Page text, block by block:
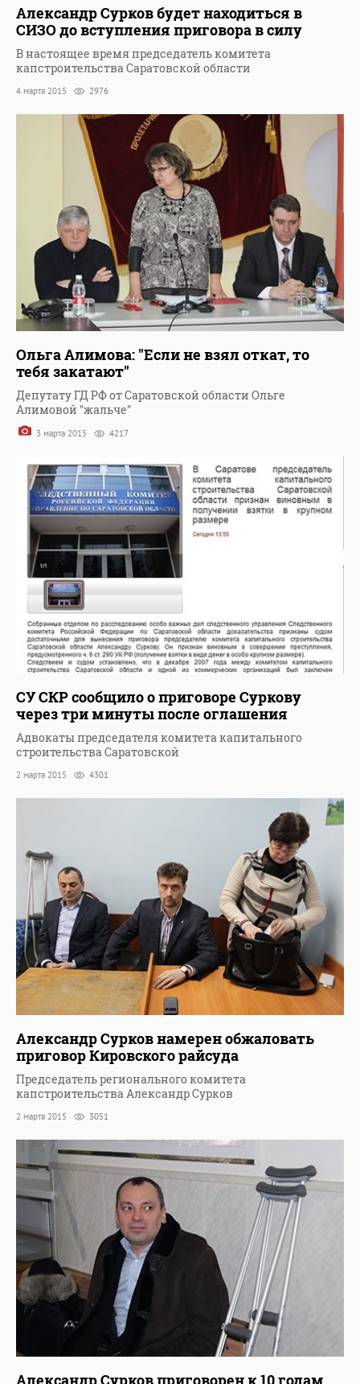
Александр Сурков будет находиться в
СИЗО до вступления приговора в силу
В настоящее время председатель комитета
капстроительства Саратовской области
4 марта 2015 2976
Ольга Алимова: "Если не взял откат, то
тебя закатают"
Депутату ГД РФ от Саратовской области Ольге
Алимовой "жальче"
3 марта 2015 4217
СУ СКР сообщило о приговоре Суркову
через три минуты после оглашения
Адвокаты председателя комитета капитального
строительства Саратовской
2 марта 2015 4301
Александр Сурков намерен обжаловать
приговор Кировского райсуда
Председатель регионального комитета
капстроительства Александр Сурков
2 марта 2015 3051
Александр Сурков приговорен к 10 годам